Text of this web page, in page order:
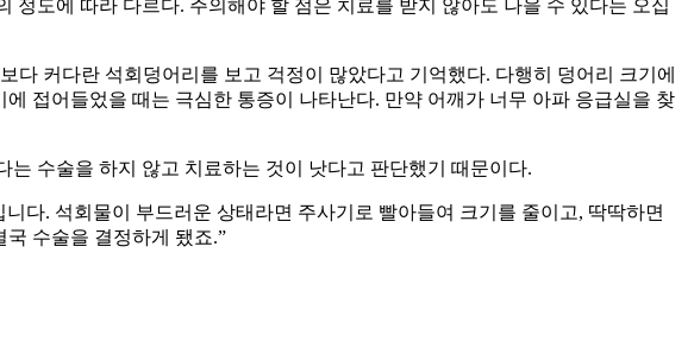
도에 따라 다르다. 주의해야 할 점은 치료를 받지 않아도 나을 수 있다는 오십
커다란 석회덩어리를 보고 걱정이 많았다고 기억했다. 다행히 덩어리 크기에
접어들었을 때는 극심한 통증이 나타난다. 만약 어깨가 너무 아파 응급실을 찾
수술을 하지 않고 치료하는 것이 낫다고 판단했기 때문이다.
다. 석회물이 부드러운 상태라면 주사기로 빨아들여 크기를 줄이고, 딱딱하면
수술을 결정하게 됐죠.”